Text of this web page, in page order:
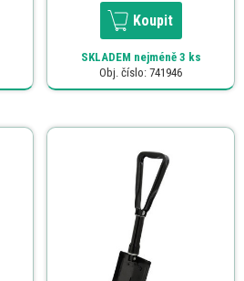
Koupit
SKLADEM nejméně 3 ks
Obj. číslo: 741946